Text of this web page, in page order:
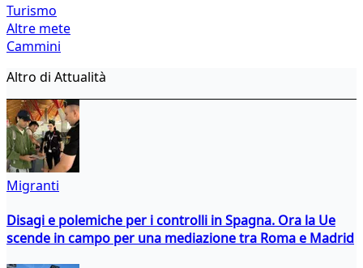
Turismo
Altre mete
Cammini
Altro di Attualità
Migranti
Disagi e polemiche per i controlli in Spagna. Ora la Ue
scende in campo per una mediazione tra Roma e Madrid